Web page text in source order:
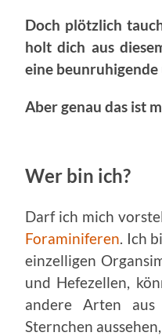
Doch plötzlich
holt dich aus
eine
Aber genau das ist
Wer bin ich?
Darf ich mich
Foraminiferen. Ich
einzelligen
und Hefezellen,
andere Arten
Sternchen